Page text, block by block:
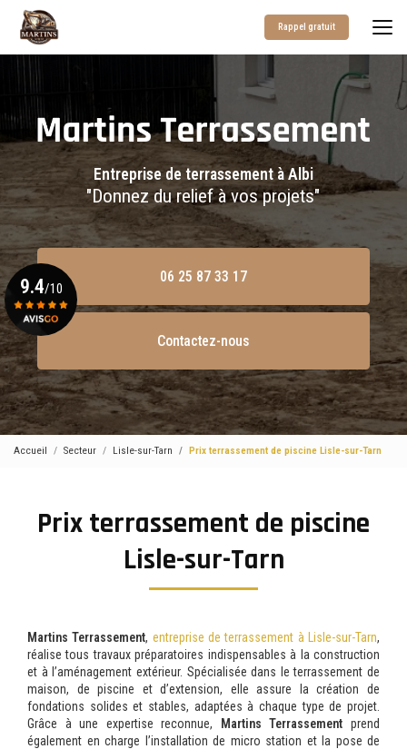
contenu
Rappel gratuit
Entreprise de terrassement à Albi
"Donnez du relief à vos projets"
06 25 87 33 17
Contactez-nous
9.4/10
Voir le certificat
Accueil Secteur Lisle-sur-Tarn Prix terrassement de piscine Lisle-sur-Tarn
Prix terrassement de piscine
Lisle-sur-Tarn
Martins Terrassement, entreprise de terrassement à Lisle-sur-Tarn,
réalise tous travaux préparatoires indispensables à la construction
et à l’aménagement extérieur. Spécialisée dans le terrassement de
maison, de piscine et d’extension, elle assure la création de
fondations solides et stables, adaptées à chaque type de projet.
Grâce à une expertise reconnue, Martins Terrassement prend
également en charge l’installation de micro station et la pose de